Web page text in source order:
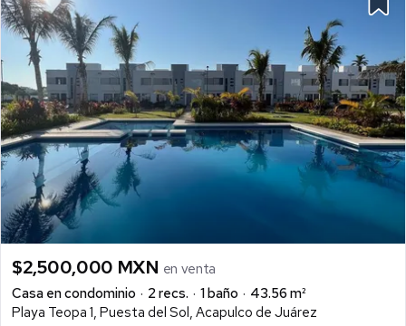
$2,500,000 MXN en venta
Casa en condominio
2 recs. 1 baño
43.56 m²
Playa Teopa 1, Puesta del Sol, Acapulco de Juárez